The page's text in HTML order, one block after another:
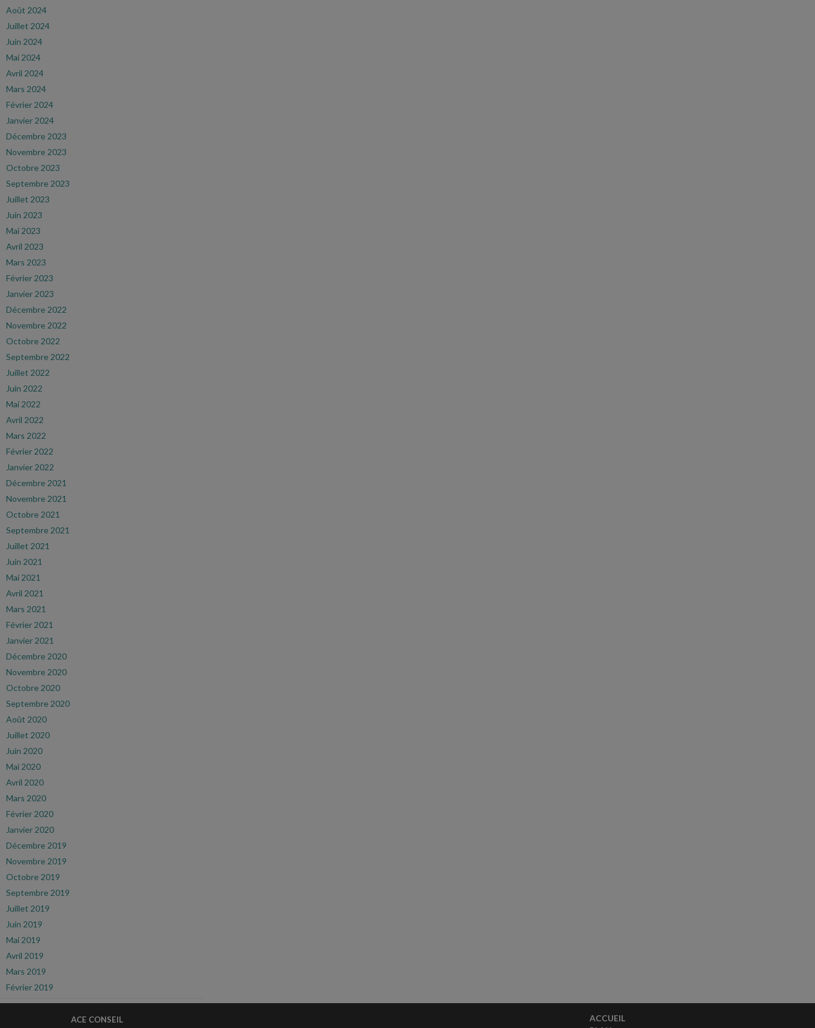
Août 2024
Juillet 2024
Juin 2024
Mai 2024
Avril 2024
Mars 2024
Février 2024
Janvier 2024
Décembre 2023
Novembre 2023
Octobre 2023
Septembre 2023
Juillet 2023
Juin 2023
Mai 2023
Avril 2023
Mars 2023
Février 2023
Janvier 2023
Décembre 2022
Novembre 2022
Octobre 2022
Septembre 2022
Juillet 2022
Juin 2022
Mai 2022
Avril 2022
Mars 2022
Février 2022
Janvier 2022
Décembre 2021
Novembre 2021
Octobre 2021
Septembre 2021
Juillet 2021
Juin 2021
Mai 2021
Avril 2021
Mars 2021
Février 2021
Janvier 2021
Décembre 2020
Novembre 2020
Octobre 2020
Septembre 2020
Août 2020
Juillet 2020
Juin 2020
Mai 2020
Avril 2020
Mars 2020
Février 2020
Janvier 2020
Décembre 2019
Novembre 2019
Octobre 2019
Septembre 2019
Juillet 2019
Juin 2019
Mai 2019
Avril 2019
Mars 2019
Février 2019
ACE CONSEIL
ACCUEIL